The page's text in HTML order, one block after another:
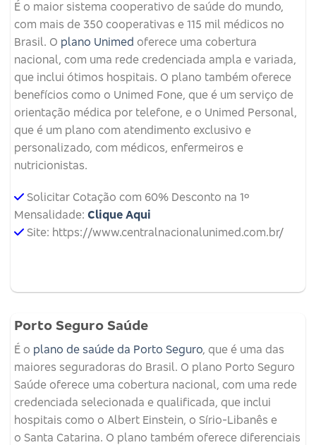
É o maior sistema cooperativo de saúde do mundo,
com mais de 350 cooperativas e 115 mil médicos no
Brasil. O plano Unimed oferece uma cobertura
nacional, com uma rede credenciada ampla e variada,
que inclui ótimos hospitais. O plano também oferece
benefícios como o Unimed Fone, que é um serviço de
orientação médica por telefone, e o Unimed Personal,
que é um plano com atendimento exclusivo e
personalizado, com médicos, enfermeiros e
nutricionistas.
Solicitar Cotação com 60% Desconto na 1º
Mensalidade: Clique Aqui
Site: https://www.centralnacionalunimed.com.br/
Porto Seguro Saúde
É o plano de saúde da Porto Seguro, que é uma das
maiores seguradoras do Brasil. O plano Porto Seguro
Saúde oferece uma cobertura nacional, com uma rede
credenciada selecionada e qualificada, que inclui
hospitais como o Albert Einstein, o Sírio-Libanês e
o Santa Catarina. O plano também oferece diferenciais